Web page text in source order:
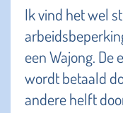
Ik vind het wel
een Wajong. De
wordt betaald
andere helft